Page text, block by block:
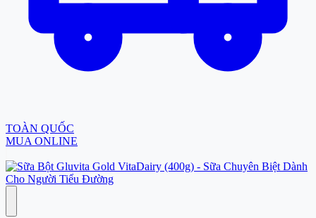
TOÀN QUỐC
MUA ONLINE